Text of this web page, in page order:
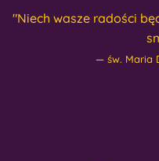
"Niech wasze radości
św. Maria